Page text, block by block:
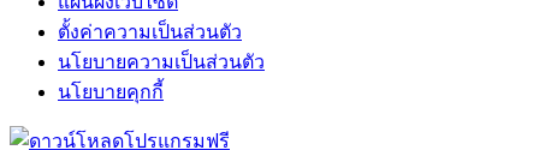
ตั้งค่าความเป็นส่วนตัว
นโยบายความเป็นส่วนตัว
นโยบายคุกกี้